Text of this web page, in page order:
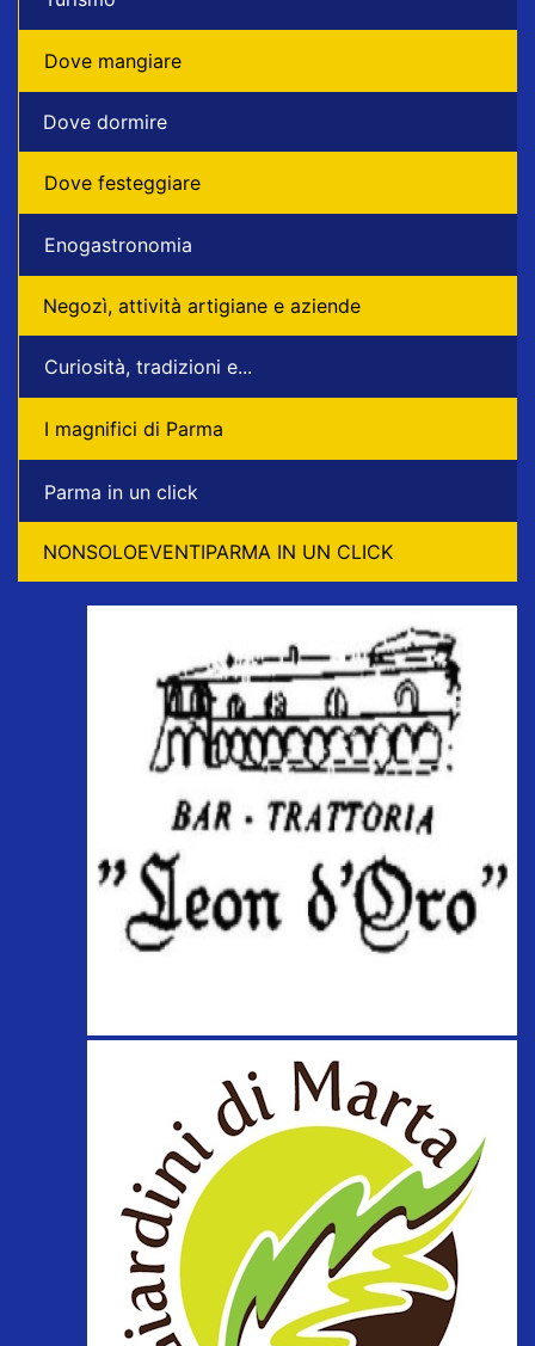
Dove mangiare
Dove dormire
Dove festeggiare
Enogastronomia
Negozì, attività artigiane e aziende
Curiosità, tradizioni e...
I magnifici di Parma
Parma in un click
NONSOLOEVENTIPARMA IN UN CLICK